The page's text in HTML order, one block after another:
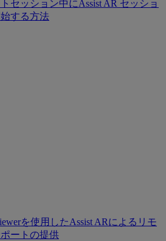
セッション中にAssist AR セッショ
する方法
を使用したAssist ARによるリモ
ートの提供